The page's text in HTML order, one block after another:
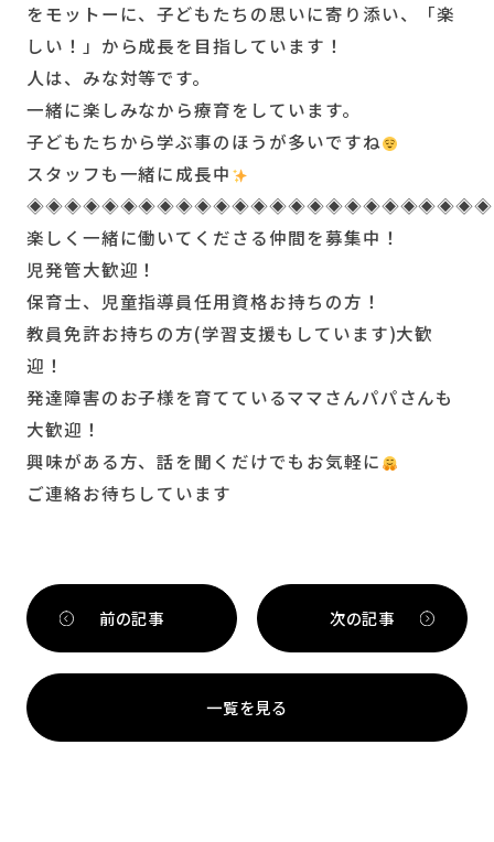
をモットーに、子どもたちの思いに寄り添い、「楽
しい！」から成長を目指しています！
人は、みな対等です。
一緒に楽しみなから療育をしています。
子どもたちから学ぶ事のほうが多いですね
スタッフも一緒に成長中
◈◈◈◈◈◈◈◈◈◈◈◈◈◈◈◈◈◈◈◈◈◈◈◈◈
楽しく一緒に働いてくださる仲間を募集中！
児発管大歓迎！
保育士、児童指導員任用資格お持ちの方！
教員免許お持ちの方(学習支援もしています)大歓
迎！
発達障害のお子様を育てているママさんパパさんも
大歓迎！
興味がある方、話を聞くだけでもお気軽に
ご連絡お待ちしています
前の記事
一覧を見る
次の記事